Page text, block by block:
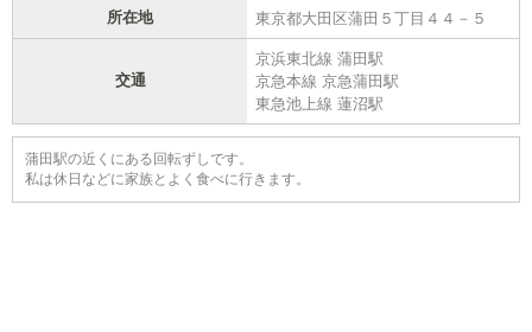
所在地 東京都大田区蒲田５丁目４４－５
交通
京浜東北線 蒲田駅
京急本線 京急蒲田駅
東急池上線 蓮沼駅
蒲田駅の近くにある回転ずしです。
私は休日などに家族とよく食べに行きます。